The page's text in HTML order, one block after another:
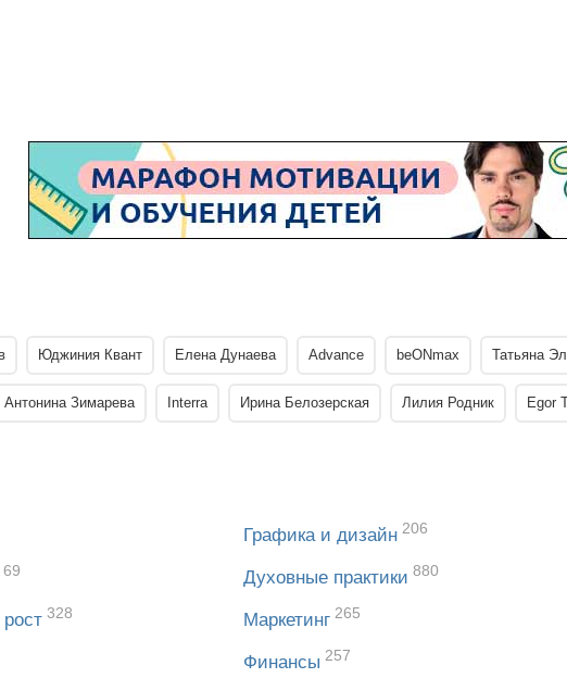
Юджиния Квант Елена Дунаева Advance beONmax Татьяна
Антонина Зимарева Interra Ирина Белозерская Лилия Родник Egor
Графика и дизайн 206
69 Духовные практики 880
328 Маркетинг 265
Финансы 257